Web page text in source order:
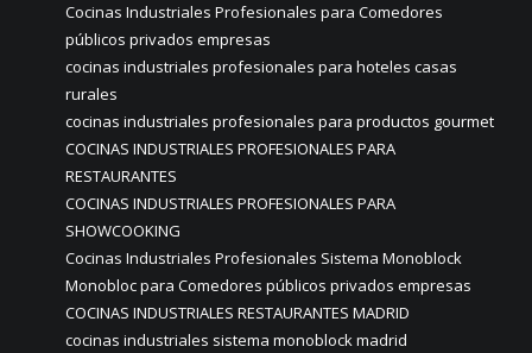
Cocinas Industriales Profesionales para Comedores
públicos privados empresas
cocinas industriales profesionales para hoteles casas
rurales
cocinas industriales profesionales para productos gourmet
COCINAS INDUSTRIALES PROFESIONALES PARA
RESTAURANTES
COCINAS INDUSTRIALES PROFESIONALES PARA
SHOWCOOKING
Cocinas Industriales Profesionales Sistema Monoblock
Monobloc para Comedores públicos privados empresas
COCINAS INDUSTRIALES RESTAURANTES MADRID
cocinas industriales sistema monoblock madrid